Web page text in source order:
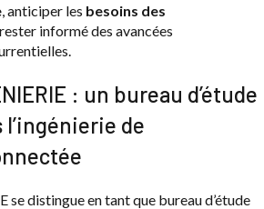
, anticiper les besoins des
informé des avancées
: un bureau d’étude
de
se distingue en tant que bureau d’étude